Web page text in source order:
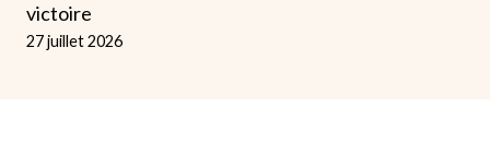
victoire
27 juillet 2026